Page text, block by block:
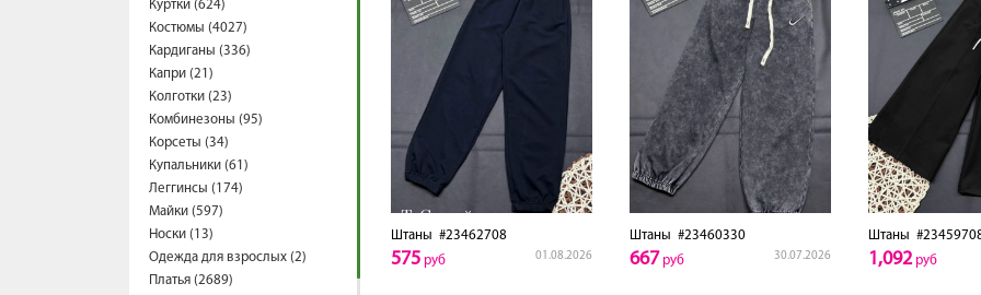
Куртки (624)
Костюмы (4027)
Кардиганы (336)
Капри (21)
Колготки (23)
Комбинезоны (95)
Корсеты (34)
Купальники (61)
Леггинсы (174)
Майки (597)
Носки (13)
Одежда для взрослых (2)
Платья (2689)
Штаны #23462708
01.08.2026
575 руб
Штаны #23460330
30.07.2026
667 руб
Штаны
1,092руб